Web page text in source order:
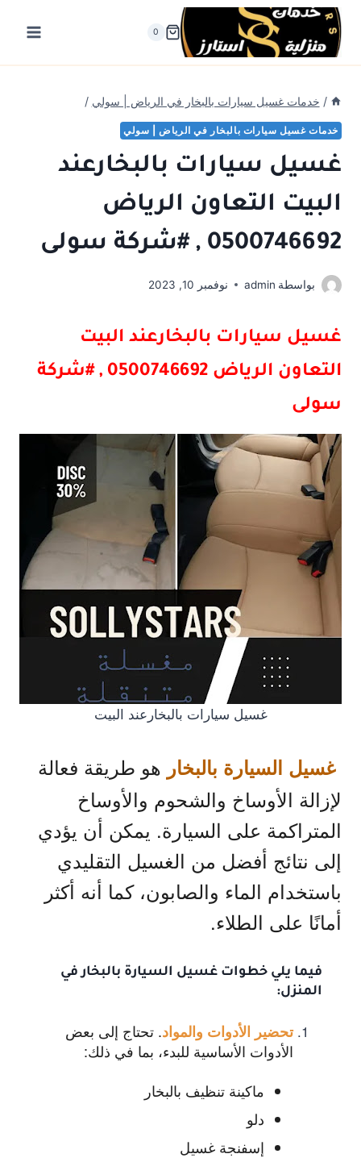
التجاوز
المحتوى
0
/ خدمات غسيل سيارات بالبخار في الرياض | سولي /
خدمات غسيل سيارات بالبخار في الرياض | سولي
غسيل سيارات بالبخارعند
البيت التعاون الرياض
0500746692 , #شركة سولى
بواسطة admin نوفمبر 10, 2023
غسيل سيارات بالبخارعند البيت
التعاون
الرياض 0500746692 , #شركة
سولى
غسيل سيارات بالبخارعند البيت
غسيل السيارة بالبخار هو طريقة فعالة
لإزالة الأوساخ والشحوم والأوساخ
المتراكمة على السيارة. يمكن أن يؤدي
إلى نتائج أفضل من الغسيل التقليدي
باستخدام الماء والصابون، كما أنه أكثر
أمانًا على الطلاء.
فيما يلي خطوات غسيل السيارة بالبخار في
المنزل:
تحضير الأدوات والمواد. تحتاج إلى بعض
الأدوات الأساسية للبدء، بما في ذلك:
ماكينة تنظيف بالبخار
دلو
إسفنجة غسيل